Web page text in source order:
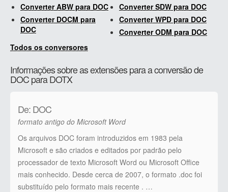
Converter ABW para DOC
Converter SDW para DOC
Converter DOCM para
DOC
Converter WPD para DOC
Converter ODM para DOC
Todos os conversores
Informações sobre as extensões para a conversão de
DOC para DOTX
De: DOC
formato antigo do Microsoft Word
Os arquivos DOC foram introduzidos em 1983 pela
Microsoft e são criados e editados por padrão pelo
processador de texto Microsoft Word ou Microsoft Office
mais conhecido. Desde cerca de 2007, o formato .doc foi
substituído pelo formato mais recente . …